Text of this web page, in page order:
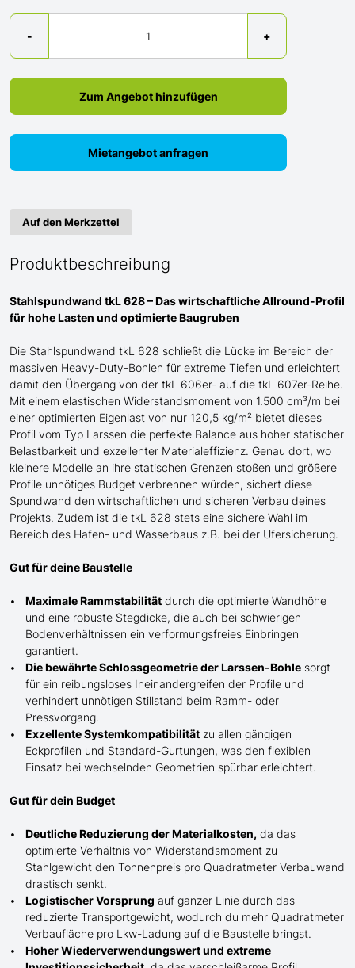
-
Menge
+
Zum Angebot hinzufügen
Mietangebot anfragen
Auf den Merkzettel
Produktbeschreibung
Stahlspundwand tkL 628 – Das wirtschaftliche Allround-Profil
fürhoheLasten und optimierte Baugruben
Die Stahlspundwand tkL 628 schließt die Lücke im Bereich der
massiven Heavy-Duty-Bohlen für extreme Tiefen und erleichtert
damit den Übergang von der tkL 606er- auf die tkL 607er-Reihe.
Mit einem elastischen Widerstandsmoment von 1.500 cm³/m bei
einer optimierten Eigenlast von nur 120,5 kg/m² bietet dieses
Profil vom Typ Larssen die perfekte Balance aus hoher statischer
Belastbarkeit und exzellenter Materialeffizienz. Genau dort, wo
kleinere Modelle an ihre statischen Grenzen stoßen und größere
Profile unnötiges Budget verbrennen würden, sichert diese
Spundwand den wirtschaftlichen und sicheren Verbau deines
Projekts. Zudem ist die tkL 628 stets eine sichere Wahl im
Bereich des Hafen- und Wasserbaus z.B. bei der Ufersicherung.
Gut für deine Baustelle
Maximale Rammstabilität durch die optimierte Wandhöhe
und eine robuste Stegdicke, die auch bei schwierigen
Bodenverhältnissen ein verformungsfreies Einbringen
garantiert.
Die bewährte Schlossgeometrie der Larssen-Bohle sorgt
für ein reibungsloses Ineinandergreifen der Profile und
verhindert unnötigen Stillstand beim Ramm- oder
Pressvorgang.
Exzellente Systemkompatibilität zu allen gängigen
Eckprofilen und Standard-Gurtungen, was den flexiblen
Einsatz bei wechselnden Geometrien spürbar erleichtert.
Gut für dein Budget
Deutliche Reduzierung der Materialkosten, da das
optimierte Verhältnis von Widerstandsmoment zu
Stahlgewicht den Tonnenpreis pro Quadratmeter Verbauwand
drastisch senkt.
Logistischer Vorsprung auf ganzer Linie durch das
reduzierte Transportgewicht, wodurch du mehr Quadratmeter
Verbaufläche pro Lkw-Ladung auf die Baustelle bringst.
Hoher Wiederverwendungswert und extreme